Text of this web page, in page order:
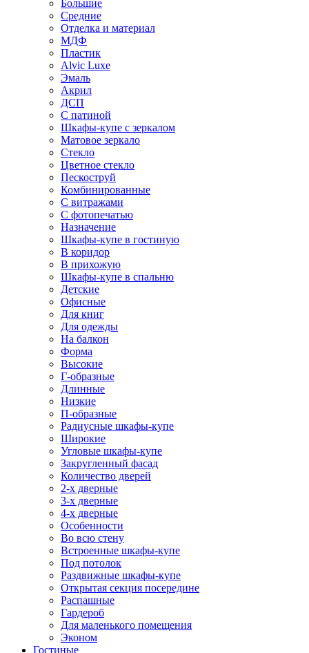
Большие
Средние
Отделка и материал
МДФ
Пластик
Alvic Luxe
Эмаль
Акрил
ДСП
С патиной
Шкафы-купе с зеркалом
Матовое зеркало
Стекло
Цветное стекло
Пескоструй
Комбинированные
С витражами
С фотопечатью
Назначение
Шкафы-купе в гостиную
В коридор
В прихожую
Шкафы-купе в спальню
Детские
Офисные
Для книг
Для одежды
На балкон
Форма
Высокие
Г-образные
Длинные
Низкие
П-образные
Радиусные шкафы-купе
Широкие
Угловые шкафы-купе
Закругленный фасад
Количество дверей
2-х дверные
3-х дверные
4-х дверные
Особенности
Во всю стену
Встроенные шкафы-купе
Под потолок
Раздвижные шкафы-купе
Открытая секция посередине
Распашные
Гардероб
Для маленького помещения
Эконом
Гостиные